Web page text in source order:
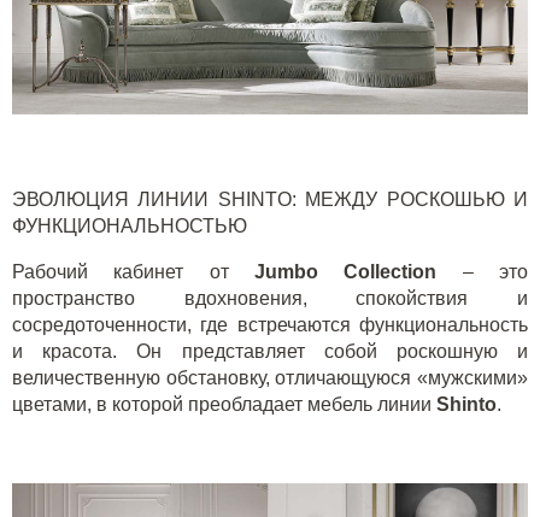
ЭВОЛЮЦИЯ ЛИНИИ SHINTO: МЕЖДУ РОСКОШЬЮ И
ФУНКЦИОНАЛЬНОСТЬЮ
Рабочий кабинет от Jumbo Collection – это
пространство вдохновения, спокойствия и
сосредоточенности, где встречаются функциональность
и красота. Он представляет собой роскошную и
величественную обстановку, отличающуюся «мужскими»
цветами, в которой преобладает мебель линии Shinto.